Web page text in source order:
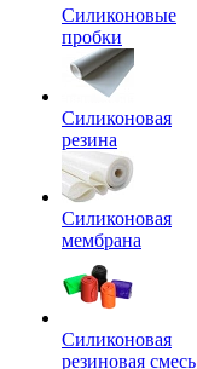
Силиконовые
пробки
Силиконовая
резина
Силиконовая
мембрана
Силиконовая
резиновая смесь